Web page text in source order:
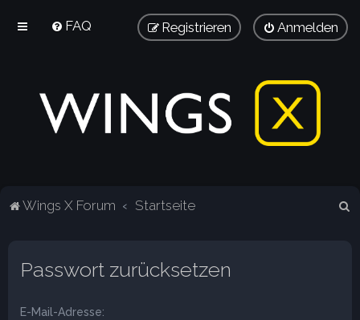
FAQ Anmelden
Registrieren
Wings X Forum Startseite
Passwort zurücksetzen
E-Mail-Adresse: